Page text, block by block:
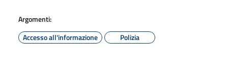
Argomenti:
Accesso all'informazione
Polizia